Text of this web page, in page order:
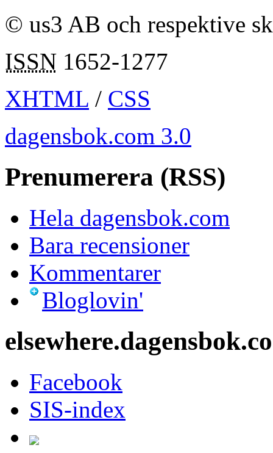
© us3 AB och respektive
ISSN 1652-1277
XHTML / CSS
dagensbok.com 3.0
Prenumerera (RSS)
Hela dagensbok.com
Bara recensioner
Kommentarer
Bloglovin'
Facebook
SIS-index